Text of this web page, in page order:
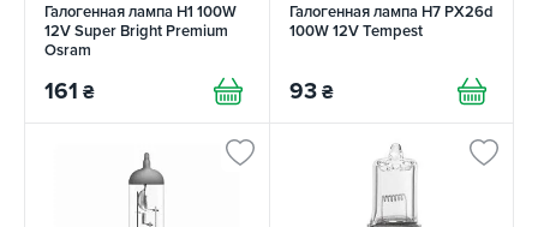
Галогенная лампа H1 100W
12V Super Bright Premium
Osram
161 ₴
Галогенная лампа H7 PX26d
100W 12V Tempest
93 ₴